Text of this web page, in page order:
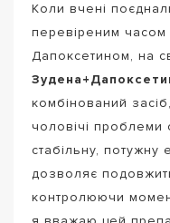
Коли вчені
перевіреним
Дапоксетином, на
комбінований
чоловічі
стабільну, потужну
дозволяє
контролюючи